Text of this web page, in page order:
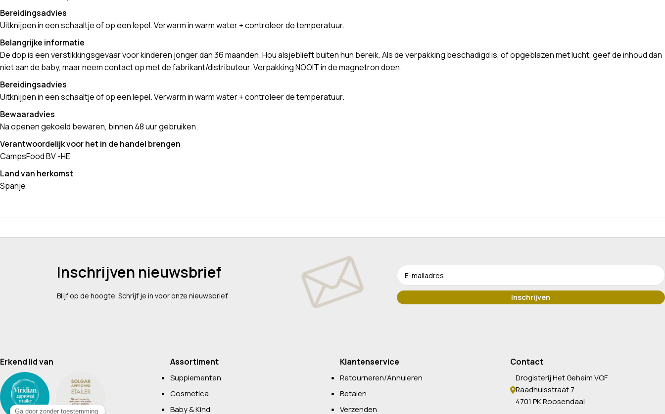
Bereidingsadvies
Uitknijpen in een schaaltje of op een lepel. Verwarm in warm water + controleer de temperatuur.
Belangrijke informatie
De dop is een verstikkingsgevaar voor kinderen jonger dan 36 maanden. Hou alsjeblieft buiten hun bereik. Als de verpakking beschadigd is, of opgeblazen met lucht, geef de inhoud dan
niet aan de baby, maar neem contact op met de fabrikant/distributeur. Verpakking NOOIT in de magnetron doen.
Bereidingsadvies
Uitknijpen in een schaaltje of op een lepel. Verwarm in warm water + controleer de temperatuur.
Bewaaradvies
Na openen gekoeld bewaren, binnen 48 uur gebruiken.
Verantwoordelijk voor het in de handel brengen
CampsFood BV -HE
Land van herkomst
Spanje
Inschrijven nieuwsbrief
Blijf op de hoogte. Schrijf je in voor onze nieuwsbrief.
Erkend lid van Assortiment
Supplementen
Cosmetica
Baby & Kind
Klantenservice
Retourneren/Annuleren
Betalen
Verzenden
Contact
Drogisterij Het Geheim VOF
Raadhuisstraat 7
4701 PK Roosendaal